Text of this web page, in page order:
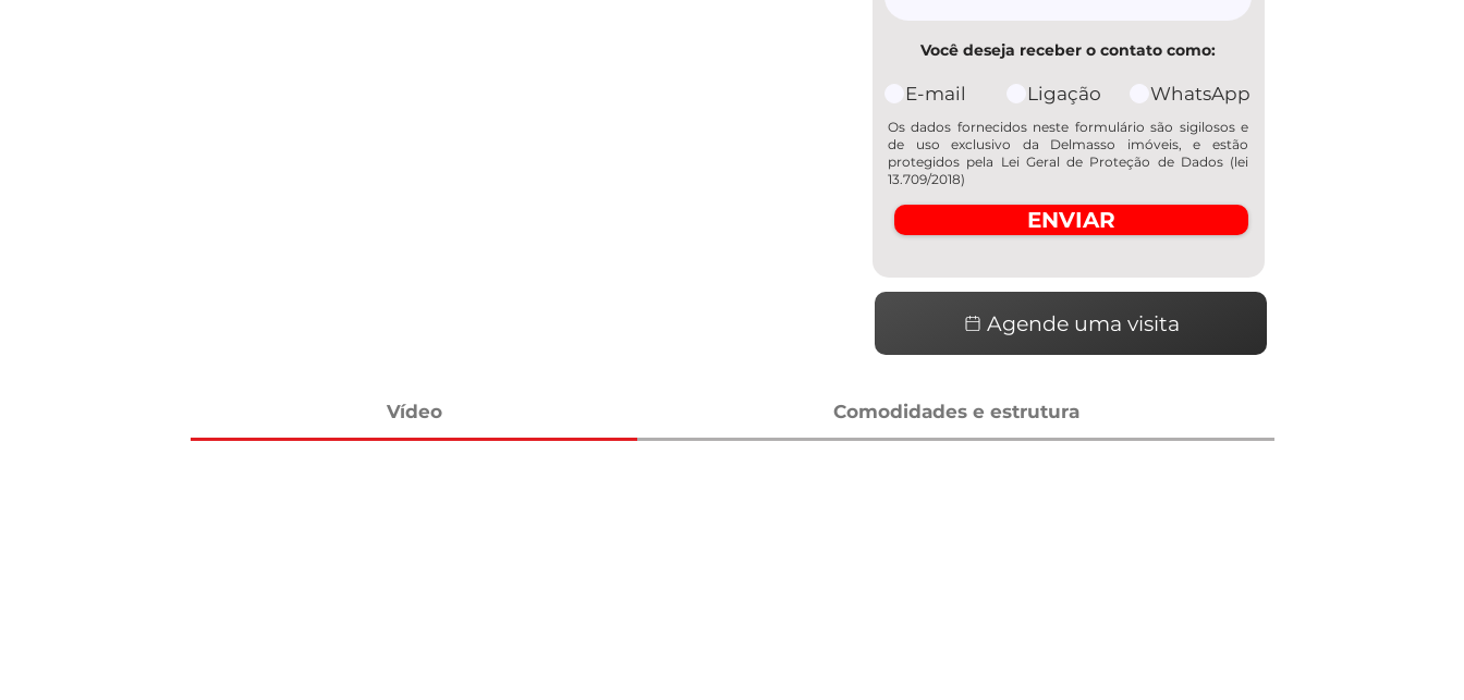
Você deseja receber o contato como:
E-mail Ligação WhatsApp
Os dados fornecidos neste formulário são sigilosos e
de uso exclusivo da Delmasso imóveis, e estão
protegidos pela Lei Geral de Proteção de Dados (lei
13.709/2018)
ENVIAR
Agende uma visita
Vídeo Comodidades e estrutura